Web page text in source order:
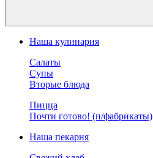
Наша кулинария
Салаты
Супы
Вторые блюда
Пицца
Почти готово! (п/фабрикаты)
Наша пекарня